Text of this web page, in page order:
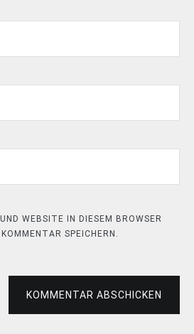
WEBSITE IN DIESEM BROWSER
SPEICHERN.
KOMMENTAR ABSCHICKEN